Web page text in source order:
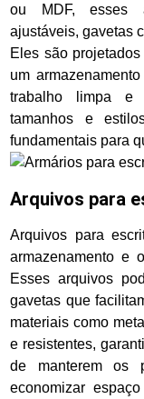
ou MDF, esses
ajustáveis, gavetas
Eles são
um
trabalho limpa e
tamanhos e
fundamentais para
Arquivos para
Arquivos para
armazenamento e
Esses arquivos
gavetas que
materiais como
e resistentes,
de manterem os
economizar